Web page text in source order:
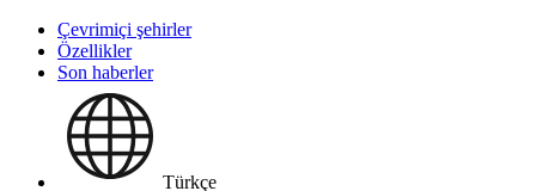
Çevrimiçi şehirler
Özellikler
Son haberler
Türkçe